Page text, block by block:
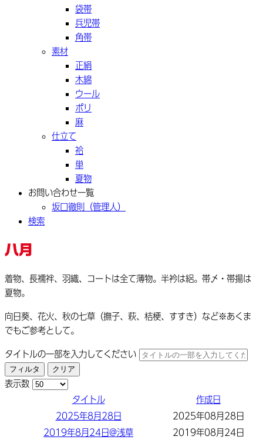
袋帯
兵児帯
角帯
素材
正絹
木綿
ウール
ポリ
麻
仕立て
袷
単
夏物
お問い合わせ一覧
坂口徹則（管理人）
検索
八月
着物、長襦袢、羽織、コートは全て薄物。半衿は絽。帯〆・帯揚は
夏物。
向日葵、花火、秋の七草（撫子、萩、桔梗、すすき）など※あくま
でもご参考として。
タイトルの一部を入力してください
フィルタ クリア
表示数
タイトル
作成日
2025年8月28日
2025年08月28日
2019年8月24日@浅草
2019年08月24日